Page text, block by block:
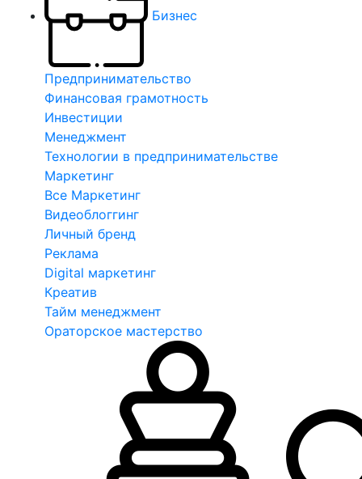
Бизнес
Предпринимательство
Финансовая грамотность
Инвестиции
Менеджмент
Технологии в предпринимательстве
Маркетинг
Все Маркетинг
Видеоблоггинг
Личный бренд
Реклама
Digital маркетинг
Креатив
Тайм менеджмент
Ораторское мастерство